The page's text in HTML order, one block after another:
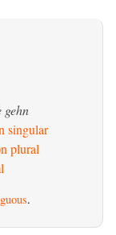
gehn
singular
plural
.